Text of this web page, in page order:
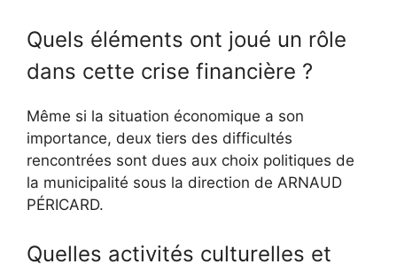
Quels éléments ont joué un rôle
dans cette crise financière ?
Même si la situation économique a son
importance, deux tiers des difficultés
rencontrées sont dues aux choix politiques de
la municipalité sous la direction de ARNAUD
PÉRICARD.
Quelles activités culturelles et